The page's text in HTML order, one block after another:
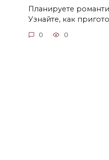
Планируете
Узнайте, как
0 0